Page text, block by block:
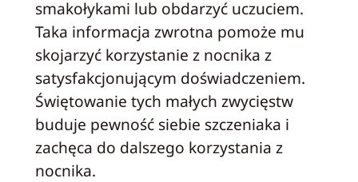
smakołykami lub obdarzyć uczuciem.
Taka informacja zwrotna pomoże mu
skojarzyć korzystanie z nocnika z
satysfakcjonującym doświadczeniem.
Świętowanie tych małych zwycięstw
buduje pewność siebie szczeniaka i
zachęca do dalszego korzystania z
nocnika.